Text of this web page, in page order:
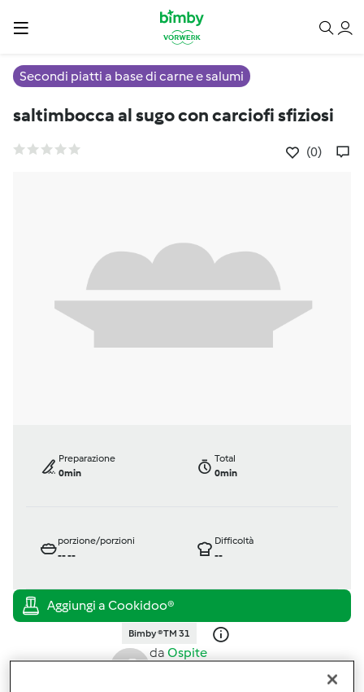
Secondi piatti a base di carne e salumi
saltimbocca al sugo con carciofi sfiziosi
(0)
Preparazione
0min
Total
0min
porzione/porzioni
----
Difficoltà
--
Bimby ® TM 31
da Ospite